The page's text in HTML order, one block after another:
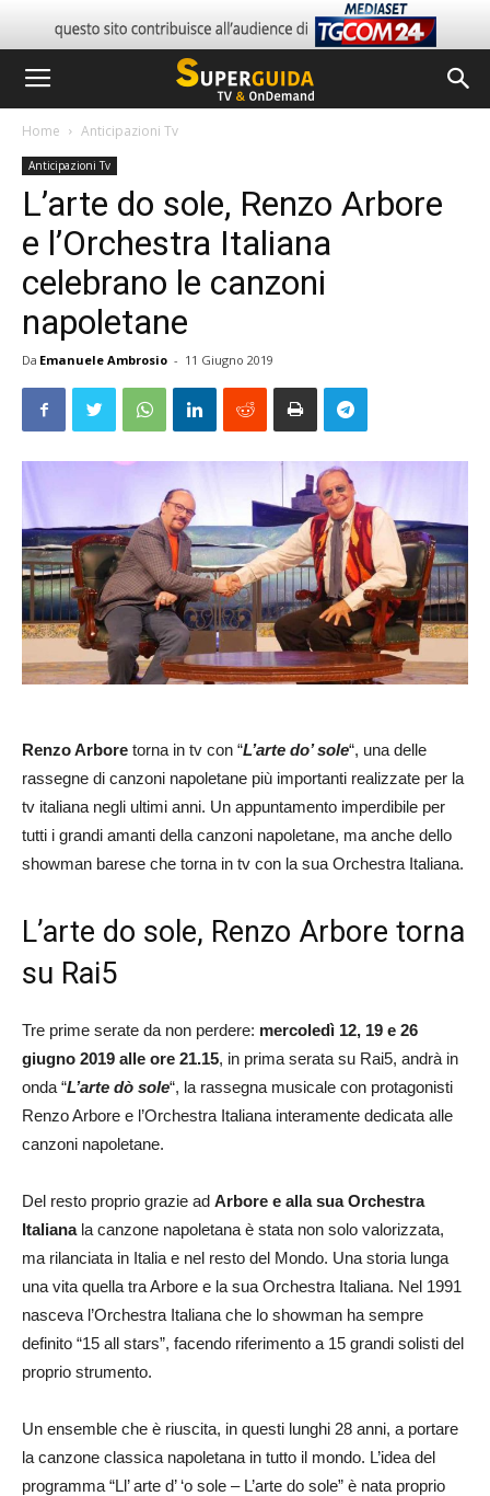
Home Anticipazioni Tv
Anticipazioni Tv
L’arte do sole, Renzo Arbore
e l’Orchestra Italiana
celebrano le canzoni
napoletane
Da Emanuele Ambrosio - 11 Giugno 2019
Renzo Arbore torna in tv con “L’arte do’ sole“, una delle
rassegne di canzoni napoletane più importanti realizzate per la
tv italiana negli ultimi anni. Un appuntamento imperdibile per
tutti i grandi amanti della canzoni napoletane, ma anche dello
showman barese che torna in tv con la sua Orchestra Italiana.
L’arte do sole, Renzo Arbore torna
su Rai5
Tre prime serate da non perdere: mercoledì 12, 19 e 26
giugno 2019 alle ore 21.15, in prima serata su Rai5, andrà in
onda “L’arte dò sole“, la rassegna musicale con protagonisti
Renzo Arbore e l’Orchestra Italiana interamente dedicata alle
canzoni napoletane.
Del resto proprio grazie ad Arbore e alla sua Orchestra
Italianala canzone napoletana è stata non solo valorizzata,
ma rilanciata in Italia e nel resto del Mondo. Una storia lunga
una vita quella tra Arbore e la sua Orchestra Italiana. Nel 1991
nasceva l’Orchestra Italiana che lo showman ha sempre
definito “15 all stars”, facendo riferimento a 15 grandi solisti del
proprio strumento.
Un ensemble che è riuscita, in questi lunghi 28 anni, a portare
la canzone classica napoletana in tutto il mondo. L’idea del
programma “Ll’ arte d’ ‘o sole – L’arte do sole” è nata proprio